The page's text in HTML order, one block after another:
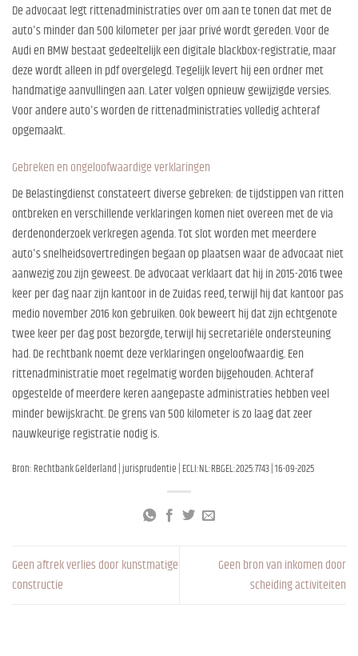
De advocaat legt rittenadministraties over om aan te tonen dat met de
auto's minder dan 500 kilometer per jaar privé wordt gereden. Voor de
Audi en BMW bestaat gedeeltelijk een digitale blackbox-registratie, maar
deze wordt alleen in pdf overgelegd. Tegelijk levert hij een ordner met
handmatige aanvullingen aan. Later volgen opnieuw gewijzigde versies.
Voor andere auto's worden de rittenadministraties volledig achteraf
opgemaakt.
Gebreken en ongeloofwaardige verklaringen
De Belastingdienst constateert diverse gebreken: de tijdstippen van ritten
ontbreken en verschillende verklaringen komen niet overeen met de via
derdenonderzoek verkregen agenda. Tot slot worden met meerdere
auto's snelheidsovertredingen begaan op plaatsen waar de advocaat niet
aanwezig zou zijn geweest. De advocaat verklaart dat hij in 2015-2016 twee
keer per dag naar zijn kantoor in de Zuidas reed, terwijl hij dat kantoor pas
medio november 2016 kon gebruiken. Ook beweert hij dat zijn echtgenote
twee keer per dag post bezorgde, terwijl hij secretariële ondersteuning
had. De rechtbank noemt deze verklaringen ongeloofwaardig. Een
rittenadministratie moet regelmatig worden bijgehouden. Achteraf
opgestelde of meerdere keren aangepaste administraties hebben veel
minder bewijskracht. De grens van 500 kilometer is zo laag dat zeer
nauwkeurige registratie nodig is.
Bron: Rechtbank Gelderland | jurisprudentie | ECLI:NL:RBGEL:2025:7743 | 16-09-2025
Geen aftrek verlies door kunstmatige
constructie
Geen bron van inkomen door
scheiding activiteiten